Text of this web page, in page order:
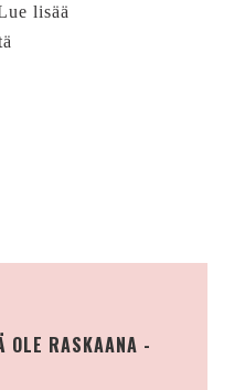
lisää
OLE RASKAANA -